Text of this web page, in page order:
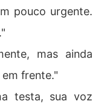
pouco urgente.
mas ainda
frente."
testa, sua voz